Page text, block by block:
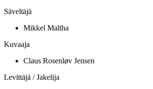
Säveltäjä
Mikkel Maltha
Kuvaaja
Claus Rosenløv Jensen
Levittäjä / Jakelija